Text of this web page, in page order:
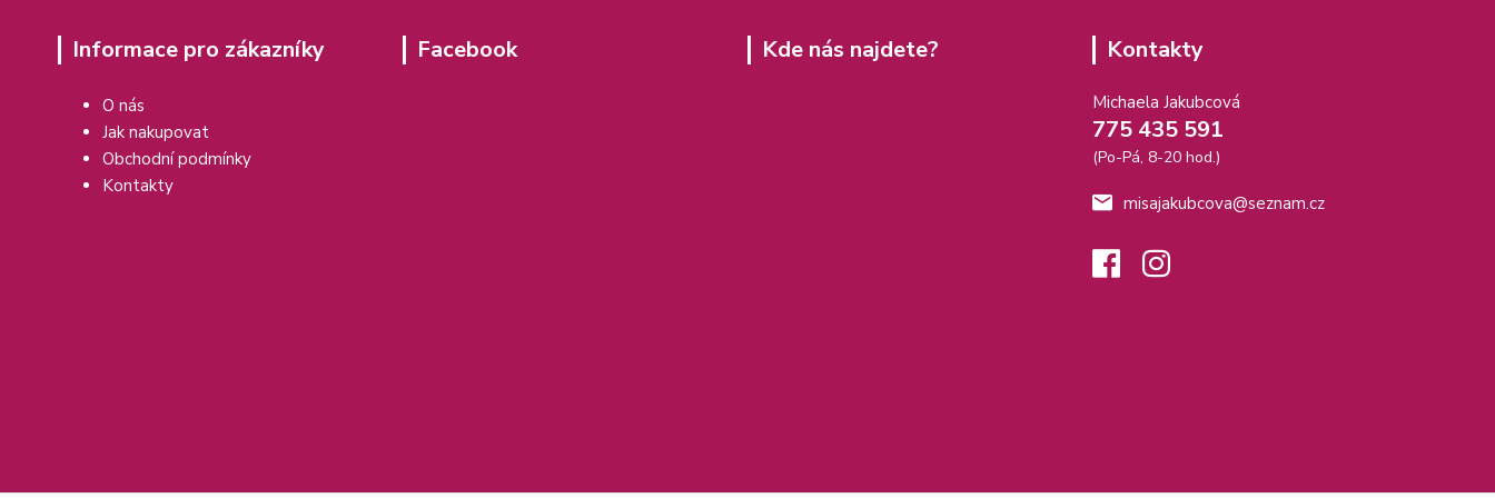
Informace pro zákazníky
O nás
Jak nakupovat
Obchodní podmínky
Kontakty
Facebook Kde nás najdete? Kontakty
Michaela Jakubcová
775 435 591
(Po-Pá, 8-20 hod.)
misajakubcova@seznam.cz